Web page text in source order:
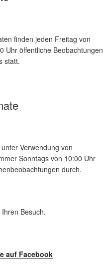
finden jeden Freitag von
Uhr öffentliche Beobachtungen
statt.
Verwendung von
Sonntags von 10:00 Uhr
durch.
Besuch.
auf Facebook